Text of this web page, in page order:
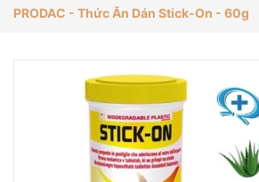
PRODAC - Thức Ăn Dán Stick-On - 60g